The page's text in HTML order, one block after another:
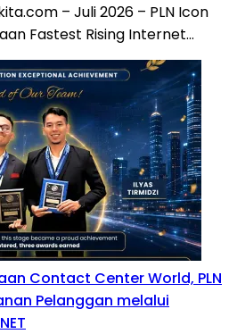
– Juli 2026 – PLN Icon
Fastest Rising Internet…
Contact Center World, PLN
Pelanggan melalui